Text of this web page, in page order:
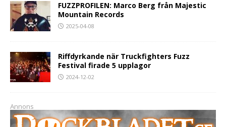
FUZZPROFILEN: Marco Berg från Majestic
Mountain Records
2025-04-08
Riffdyrkande när Truckfighters Fuzz
Festival firade 5 upplagor
2024-12-02
Annons